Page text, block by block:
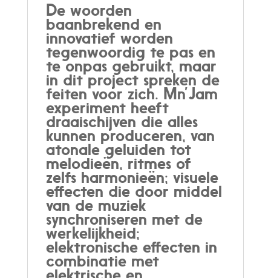
De woorden
baanbrekend en
innovatief worden
tegenwoordig te pas en
te onpas gebruikt, maar
in dit project spreken de
feiten voor zich. Mn’Jam
experiment heeft
draaischijven die alles
kunnen produceren, van
atonale geluiden tot
melodieën, ritmes of
zelfs harmonieën; visuele
effecten die door middel
van de muziek
synchroniseren met de
werkelijkheid;
elektronische effecten in
combinatie met